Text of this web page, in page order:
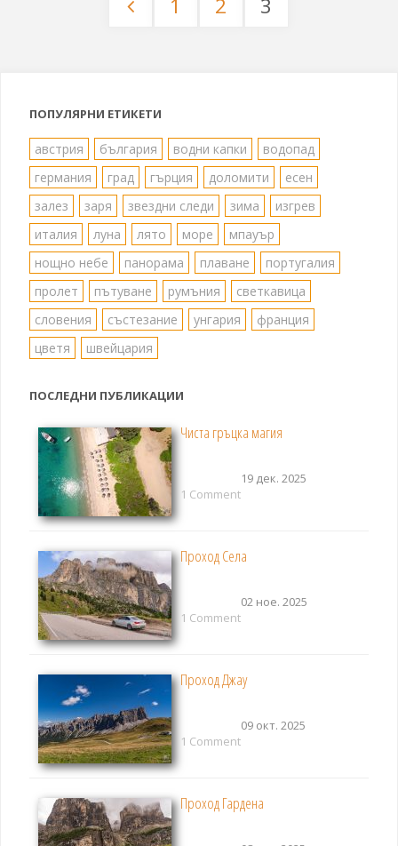
публикациите
на
страници
1 2 3
ПОПУЛЯРНИ ЕТИКЕТИ
австрия българия водни капки
водопад
германия
град гърция доломити
есен
залез
заря звездни следи зима
изгрев
италия
луна лято море
мпауър
нощно небе
панорама плаване
португалия
пролет
пътуване румъния
светкавица
словения
състезание унгария
франция
цветя
швейцария
ПОСЛЕДНИ ПУБЛИКАЦИИ
Чиста гръцка магия
19 дек. 2025
1 Comment
Проход Села
02 ное. 2025
1 Comment
Проход Джау
09 окт. 2025
1 Comment
Проход Гардена